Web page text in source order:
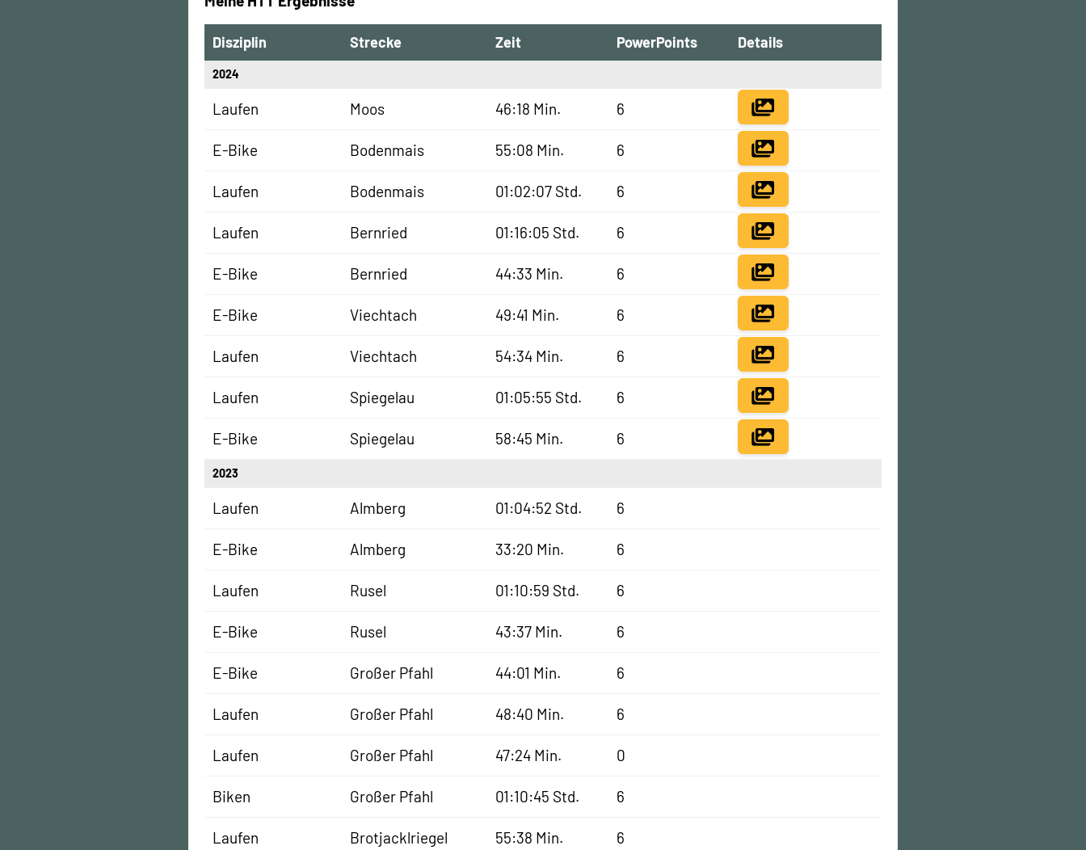
Disziplin Strecke Zeit PowerPoints Details
2024
Laufen Moos 46:18 Min. 6
E-Bike Bodenmais 55:08 Min. 6
Laufen Bodenmais 01:02:07 Std. 6
Laufen Bernried 01:16:05 Std. 6
E-Bike Bernried 44:33 Min. 6
E-Bike Viechtach 49:41 Min. 6
Laufen Viechtach 54:34 Min. 6
Laufen Spiegelau 01:05:55 Std. 6
E-Bike Spiegelau 58:45 Min. 6
2023
Laufen Almberg 01:04:52 Std. 6
E-Bike Almberg 33:20 Min. 6
Laufen Rusel 01:10:59 Std. 6
E-Bike Rusel 43:37 Min. 6
E-Bike Großer Pfahl 44:01 Min. 6
Laufen Großer Pfahl 48:40 Min. 6
Laufen Großer Pfahl 47:24 Min. 0
Biken Großer Pfahl 01:10:45 Std. 6
Laufen Brotjacklriegel 55:38 Min. 6